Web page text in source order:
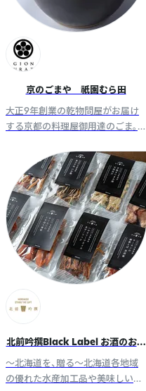
京のごまや 祇園むら田
大正9年創業の乾物問屋がお届け
する京都の料理屋御用達のごま。
北前吟撰Black Label お酒のおと
も
～北海道を、贈る～北海道各地域
の優れた水産加工品や美味しい食